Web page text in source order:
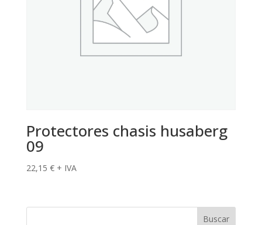
Protectores chasis husaberg
09
22,15 € + IVA
Buscar